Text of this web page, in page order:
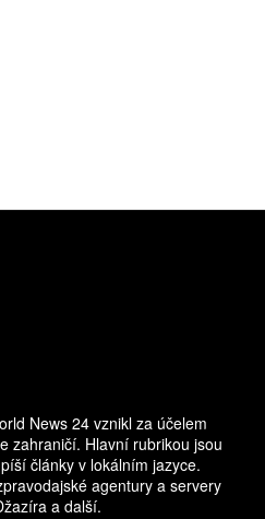
News 24 vznikl za účelem
zahraničí. Hlavní rubrikou jsou
články v lokálním jazyce.
agentury a servery
a další.